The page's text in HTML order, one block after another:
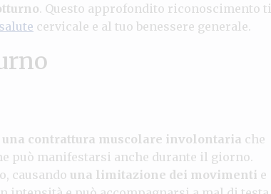
. Questo approfondito riconoscimento ti
salute cervicale e al tuo benessere generale.
una contrattura muscolare involontaria che
può manifestarsi anche durante il giorno.
causando una limitazione dei movimenti e